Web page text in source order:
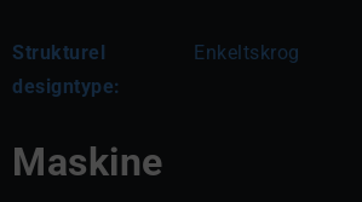
Strukturel
designtype:
Enkeltskrog
Maskine